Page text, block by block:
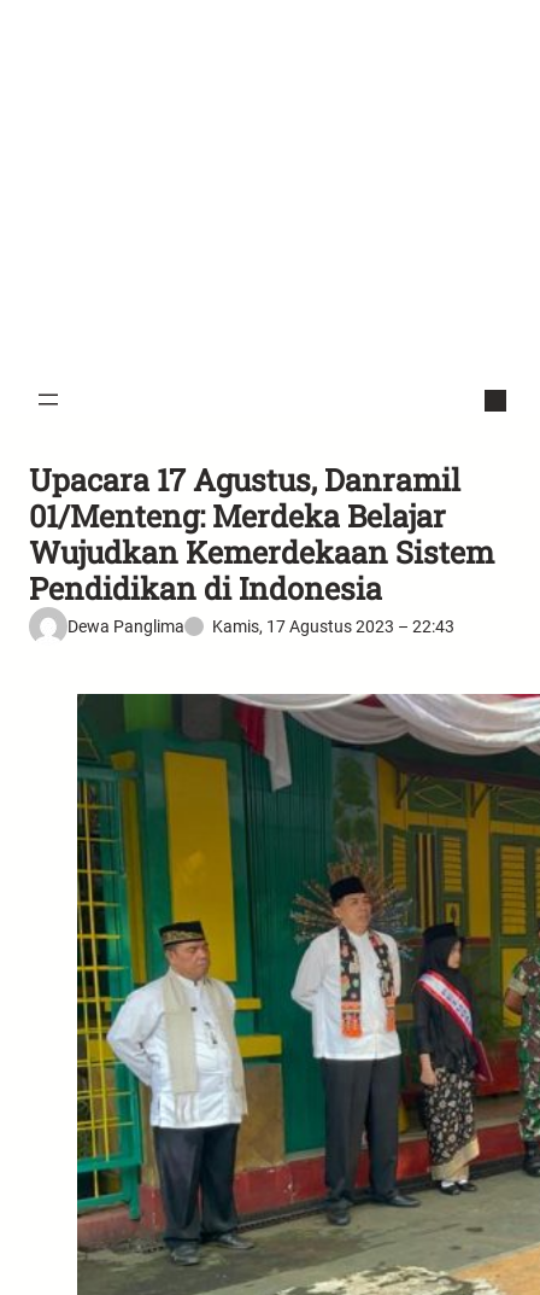
Upacara 17 Agustus, Danramil
01/Menteng: Merdeka Belajar
Wujudkan Kemerdekaan Sistem
Pendidikan di Indonesia
Dewa Panglima Kamis, 17 Agustus 2023 – 22:43